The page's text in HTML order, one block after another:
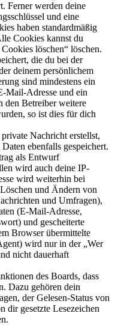
Ferner werden deine
und eine
haben standardmäßig
Cookies kannst du
löschen“ löschen.
die du bei der
deinem persönlichem
sind mindestens ein
Mail-Adresse und ein
den Betreiber weitere
so ist dies für dich
Nachricht erstellst,
ebenfalls gespeichert.
als Entwurf
wird auch deine IP-
wird weiterhin bei
und Ändern von
und Umfragen),
(E-Mail-Adresse,
und gescheiterte
Browser übermittelte
wird nur in der „Wer
nicht dauerhaft
des Boards, dass
Dazu gehören dein
der Gelesen-Status von
dir gesetzte Lesezeichen